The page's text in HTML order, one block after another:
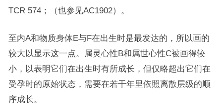
TCR 574；（也参见AC1902）。
至内A和物质身体E与F在出生时是最发达的，所以画的
较大以显示这一点。属灵心性B和属世心性C被画得较
小，以表明它们在出生时有所成长，但仅略超出它们在
受孕时的原始状态，需要在若干年里依照离散层级的顺
序成长。